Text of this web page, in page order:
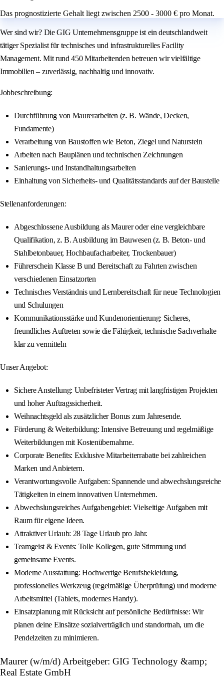
Das prognostizierte Gehalt liegt zwischen 2500 - 3000 € pro Monat.
Wer sind wir? Die GIG Unternehmensgruppe ist ein deutschlandweit
tätiger Spezialist für technisches und infrastrukturelles Facility
Management. Mit rund 450 Mitarbeitenden betreuen wir vielfältige
Immobilien – zuverlässig, nachhaltig und innovativ.
Jobbeschreibung:
Durchführung von Maurerarbeiten (z. B. Wände, Decken,
Fundamente)
Verarbeitung von Baustoffen wie Beton, Ziegel und Naturstein
Arbeiten nach Bauplänen und technischen Zeichnungen
Sanierungs- und Instandhaltungsarbeiten
Einhaltung von Sicherheits- und Qualitätsstandards auf der Baustelle
Stellenanforderungen:
Abgeschlossene Ausbildung als Maurer oder eine vergleichbare
Qualifikation, z. B. Ausbildung im Bauwesen (z. B. Beton- und
Stahlbetonbauer, Hochbaufacharbeiter, Trockenbauer)
Führerschein Klasse B und Bereitschaft zu Fahrten zwischen
verschiedenen Einsatzorten
Technisches Verständnis und Lernbereitschaft für neue Technologien
und Schulungen
Kommunikationsstärke und Kundenorientierung: Sicheres,
freundliches Auftreten sowie die Fähigkeit, technische Sachverhalte
klar zu vermitteln
Unser Angebot:
Sichere Anstellung: Unbefristeter Vertrag mit langfristigen Projekten
und hoher Auftragssicherheit.
Weihnachtsgeld als zusätzlicher Bonus zum Jahresende.
Förderung & Weiterbildung: Intensive Betreuung und regelmäßige
Weiterbildungen mit Kostenübernahme.
Corporate Benefits: Exklusive Mitarbeiterrabatte bei zahlreichen
Marken und Anbietern.
Verantwortungsvolle Aufgaben: Spannende und abwechslungsreiche
Tätigkeiten in einem innovativen Unternehmen.
Abwechslungsreiches Aufgabengebiet: Vielseitige Aufgaben mit
Raum für eigene Ideen.
Attraktiver Urlaub: 28 Tage Urlaub pro Jahr.
Teamgeist & Events: Tolle Kollegen, gute Stimmung und
gemeinsame Events.
Moderne Ausstattung: Hochwertige Berufsbekleidung,
professionelles Werkzeug (regelmäßige Überprüfung) und moderne
Arbeitsmittel (Tablets, modernes Handy).
Einsatzplanung mit Rücksicht auf persönliche Bedürfnisse: Wir
planen deine Einsätze sozialverträglich und standortnah, um die
Pendelzeiten zu minimieren.
Maurer (w/m/d) Arbeitgeber: GIG Technology &amp;
Real Estate GmbH